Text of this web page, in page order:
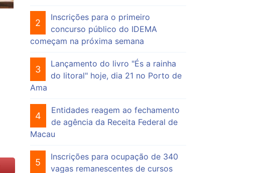
2
Inscrições para o primeiro
concurso público do IDEMA
começam na próxima semana
3
Lançamento do livro "És a rainha
do litoral" hoje, dia 21 no Porto de
Ama
4
Entidades reagem ao fechamento
de agência da Receita Federal de
Macau
5
Inscrições para ocupação de 340
vagas remanescentes de cursos